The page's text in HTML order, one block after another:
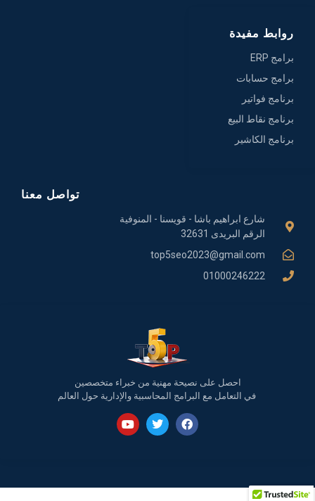
احصل على نصيحة مهنية من خبراء متخصصين
في التعامل مع البرامج المحاسبية والإدارية حول العالم
تواصل معنا
شارع ابراهيم باشا - قويسنا - المنوفية
الرقم البريدى 32631
top5seo2023@gmail.com
01000246222
روابط مفيدة
برامج ERP
برامج حسابات
برنامج فواتير
برنامج نقاط البيع
برنامج الكاشير